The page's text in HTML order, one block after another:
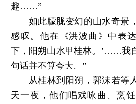
趣……”
如此朦胧变幻的山水奇景
感叹。他在《洪波曲》中表
下，阳朔山水甲桂林。’……我
句话并不算夸大。”
从桂林到阳朔，郭沫若等
天一夜，他们唱戏咏曲、烹